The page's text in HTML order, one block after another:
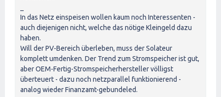
In das Netz einspeisen wollen kaum noch Interessenten -
auch diejenigen nicht, welche das nötige Kleingeld dazu
haben.
Will der PV-Bereich überleben, muss der Solateur
komplett umdenken. Der Trend zum Stromspeicher ist gut,
aber OEM-Fertig-Stromspeicherhersteller völligst
überteuert - dazu noch netzparallel funktionierend -
analog wieder Finanzamt-gebundeled.